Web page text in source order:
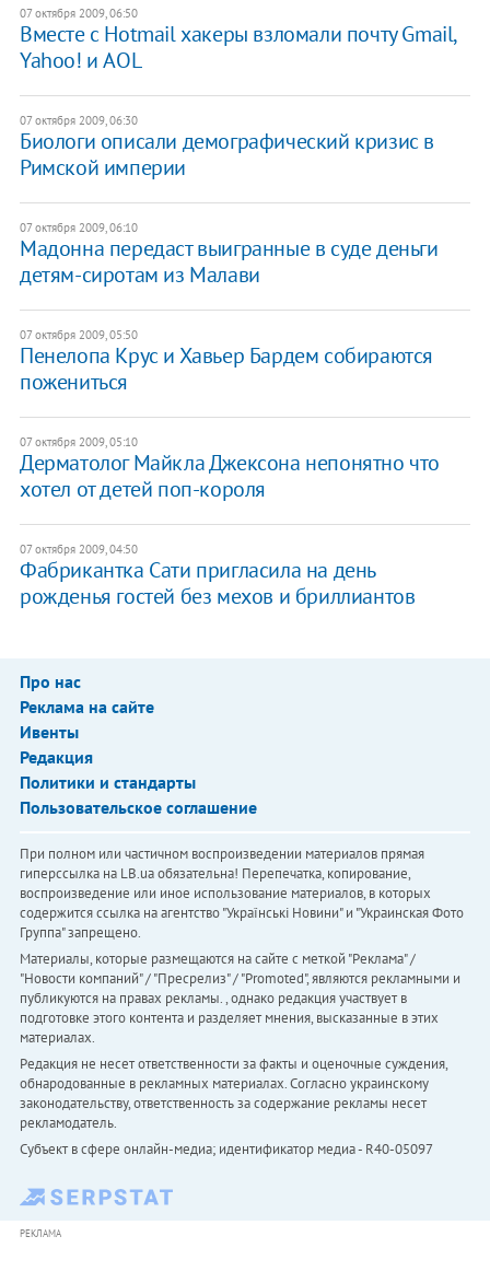
07 октября 2009, 06:50
Вместе с Hotmail хакеры взломали почту Gmail,
Yahoo! и AOL
07 октября 2009, 06:30
Биологи описали демографический кризис в
Римской империи
07 октября 2009, 06:10
Мадонна передаст выигранные в суде деньги
детям-сиротам из Малави
07 октября 2009, 05:50
Пенелопа Крус и Хавьер Бардем собираются
пожениться
07 октября 2009, 05:10
Дерматолог Майкла Джексона непонятно что
хотел от детей поп-короля
07 октября 2009, 04:50
Фабрикантка Сати пригласила на день
рожденья гостей без мехов и бриллиантов
Про нас
Реклама на сайте
Ивенты
Редакция
Политики и стандарты
Пользовательское соглашение
При полном или частичном воспроизведении материалов прямая
гиперссылка на LB.ua обязательна! Перепечатка, копирование,
воспроизведение или иное использование материалов, в которых
содержится ссылка на агентство "Українськi Новини" и "Украинская Фото
Группа" запрещено.
Материалы, которые размещаются на сайте с меткой "Реклама" /
"Новости компаний" / "Пресрелиз" / "Promoted", являются рекламными и
публикуются на правах рекламы. , однако редакция участвует в
подготовке этого контента и разделяет мнения, высказанные в этих
материалах.
Редакция не несет ответственности за факты и оценочные суждения,
обнародованные в рекламных материалах. Согласно украинскому
законодательству, ответственность за содержание рекламы несет
рекламодатель.
Субъект в сфере онлайн-медиа; идентификатор медиа - R40-05097
РЕКЛАМА